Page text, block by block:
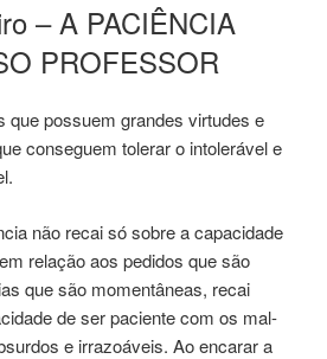
– A PACIÊNCIA
PROFESSOR
que possuem grandes virtudes e
conseguem tolerar o intolerável e
não recai só sobre a capacidade
relação aos pedidos que são
que são momentâneas, recai
de ser paciente com os mal-
e irrazoáveis. Ao encarar a